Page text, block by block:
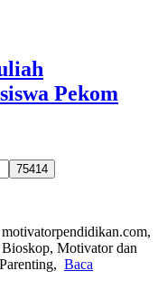
Pekom
Motivator dan
Baca